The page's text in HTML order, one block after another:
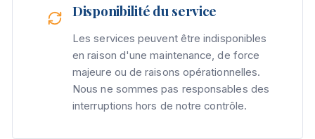
Disponibilité du service
Les services peuvent être indisponibles
en raison d'une maintenance, de force
majeure ou de raisons opérationnelles.
Nous ne sommes pas responsables des
interruptions hors de notre contrôle.